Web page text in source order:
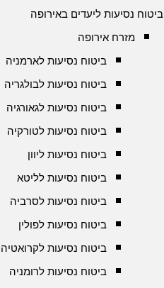
ביטוח נסיעות ליעדים באירופה
מזרח אירופה
ביטוח נסיעות לארמניה
ביטוח נסיעות לבולגריה
ביטוח נסיעות לגאורגיה
ביטוח נסיעות לטורקיה
ביטוח נסיעות ליוון
ביטוח נסיעות לליטא
ביטוח נסיעות לסרביה
ביטוח נסיעות לפולין
ביטוח נסיעות לקרואטיה
ביטוח נסיעות לרומניה